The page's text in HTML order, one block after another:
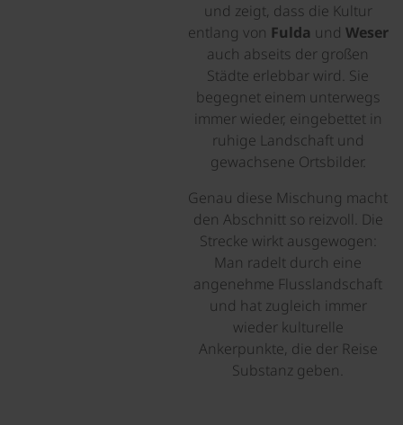
und zeigt, dass die Kultur
entlang von Fulda und Weser
auch abseits der großen
Städte erlebbar wird. Sie
begegnet einem unterwegs
immer wieder, eingebettet in
ruhige Landschaft und
gewachsene Ortsbilder.
Genau diese Mischung macht
den Abschnitt so reizvoll. Die
Strecke wirkt ausgewogen:
Man radelt durch eine
angenehme Flusslandschaft
und hat zugleich immer
wieder kulturelle
Ankerpunkte, die der Reise
Substanz geben.